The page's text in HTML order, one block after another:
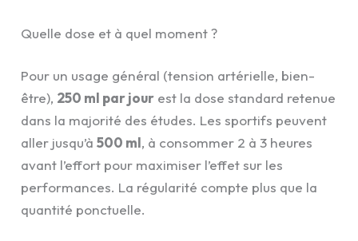
Quelle dose et à quel moment ?
Pour un usage général (tension artérielle, bien-
être), 250 ml par jour est la dose standard retenue
dans la majorité des études. Les sportifs peuvent
aller jusqu’à500 ml, à consommer 2 à 3 heures
avant l’effort pour maximiser l’effet sur les
performances. La régularité compte plus que la
quantité ponctuelle.